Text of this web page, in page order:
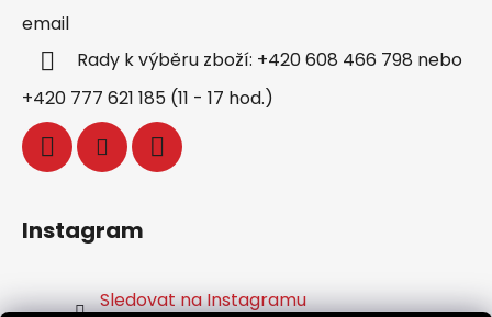
email
Rady k výběru zboží: +420 608 466 798 nebo
+420 777 621 185 (11 - 17 hod.)
Instagram
Sledovat na Instagramu